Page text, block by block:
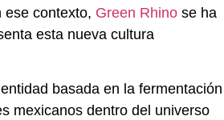
ese contexto, Green Rhino se ha
esta nueva cultura
basada en la fermentación
mexicanos dentro del universo